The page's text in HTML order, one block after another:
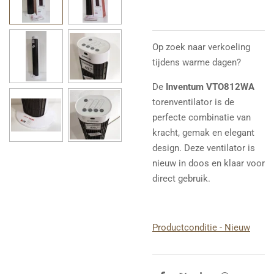
Op zoek naar verkoeling
tijdens warme dagen?
De Inventum VTO812WA
torenventilator is de
perfecte combinatie van
kracht, gemak en elegant
design. Deze ventilator is
nieuw in doos en klaar voor
direct gebruik.
Productconditie - Nieuw